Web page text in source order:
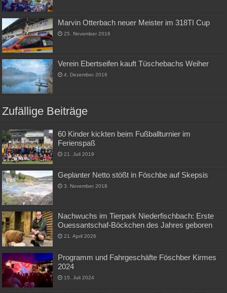
Marvin Otterbach neuer Meister im 318TI Cup
25. November 2016
Verein Ebertseifen kauft Tüschebachs Weiher
4. Dezember 2016
Zufällige Beiträge
60 Kinder kickten beim Fußballturnier im
Ferienspaß
21. Juli 2019
Geplanter Netto stößt in Föschbe auf Skepsis
3. November 2018
Nachwuchs im Tierpark Niederfischbach: Erste
Ouessantschaf-Böckchen des Jahres geboren
21. April 2026
Programm und Fahrgeschäfte Föschber Kirmes
2024
15. Juli 2024